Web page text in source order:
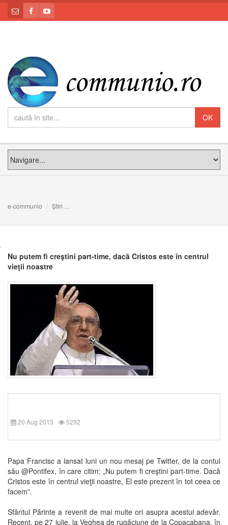
e-communio Știri
Nu putem fi creştini part-time, dacă Cristos este în centrul
vieţii noastre
20 Aug 2013 5292
Papa Francisc a lansat luni un nou mesaj pe Twitter, de la contul
său @Pontifex, în care citim: „Nu putem fi creştini part-time. Dacă
Cristos este în centrul vieţii noastre, El este prezent în tot ceea ce
facem”.
Sfântul Părinte a revenit de mai multe ori asupra acestui adevăr.
Recent, pe 27 iulie, la Veghea de rugăciune de la Copacabana, în